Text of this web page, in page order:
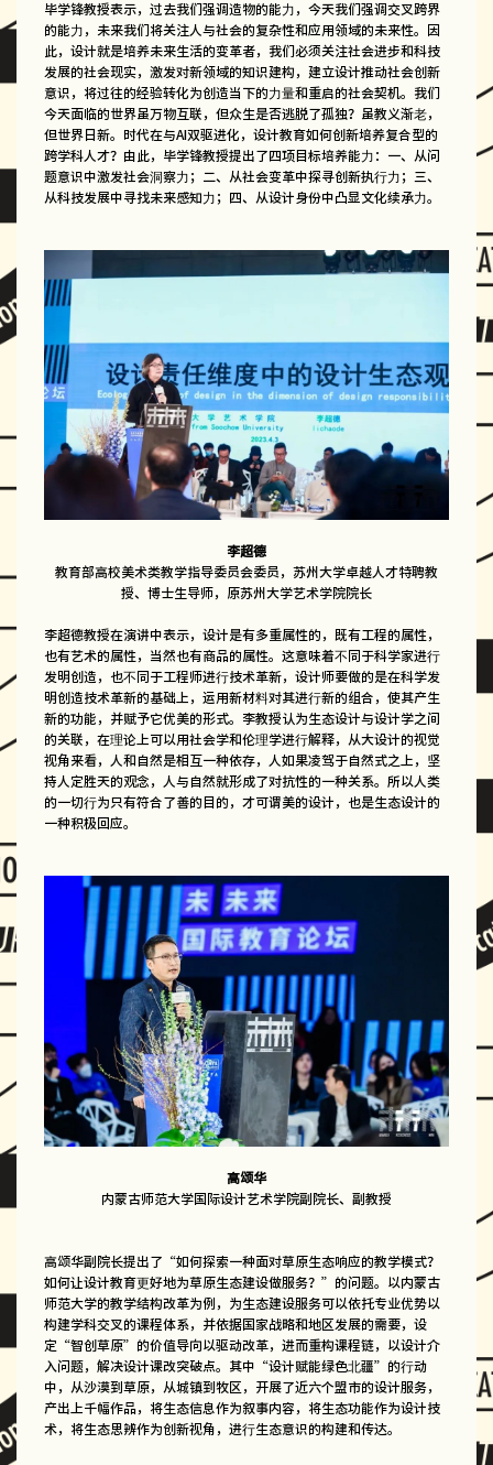
毕学锋教授表示，过去我们强调造物的能力，今天我们强调交叉跨界
的能力，未来我们将关注人与社会的复杂性和应用领域的未来性。因
此，设计就是培养未来生活的变革者，我们必须关注社会进步和科技
发展的社会现实，激发对新领域的知识建构，建立设计推动社会创新
意识，将过往的经验转化为创造当下的力量和重启的社会契机。我们
今天面临的世界虽万物互联，但众生是否逃脱了孤独？虽教义渐老，
但世界日新。时代在与AI双驱进化，设计教育如何创新培养复合型的
跨学科人才？由此，毕学锋教授提出了四项目标培养能力：一、从问
题意识中激发社会洞察力；二、从社会变革中探寻创新执行力；三、
从科技发展中寻找未来感知力；四、从设计身份中凸显文化续承力。
李超德
教育部高校美术类教学指导委员会委员，苏州大学卓越人才特聘教
授、博士生导师，原苏州大学艺术学院院长
李超德教授在演讲中表示，设计是有多重属性的，既有工程的属性，
也有艺术的属性，当然也有商品的属性。这意味着不同于科学家进行
发明创造，也不同于工程师进行技术革新，设计师要做的是在科学发
明创造技术革新的基础上，运用新材料对其进行新的组合，使其产生
新的功能，并赋予它优美的形式。李教授认为生态设计与设计学之间
的关联，在理论上可以用社会学和伦理学进行解释，从大设计的视觉
视角来看，人和自然是相互一种依存，人如果凌驾于自然式之上，坚
持人定胜天的观念，人与自然就形成了对抗性的一种关系。所以人类
的一切行为只有符合了善的目的，才可谓美的设计，也是生态设计的
一种积极回应。
高颂华
内蒙古师范大学国际设计艺术学院副院长、副教授
高颂华副院长提出了“如何探索一种面对草原生态响应的教学模式？
如何让设计教育更好地为草原生态建设做服务？”的问题。以内蒙古
师范大学的教学结构改革为例，为生态建设服务可以依托专业优势以
构建学科交叉的课程体系，并依据国家战略和地区发展的需要，设
定“智创草原”的价值导向以驱动改革，进而重构课程链，以设计介
入问题，解决设计课改突破点。其中“设计赋能绿色北疆”的行动
中，从沙漠到草原，从城镇到牧区，开展了近六个盟市的设计服务，
产出上千幅作品，将生态信息作为叙事内容，将生态功能作为设计技
术，将生态思辨作为创新视角，进行生态意识的构建和传达。